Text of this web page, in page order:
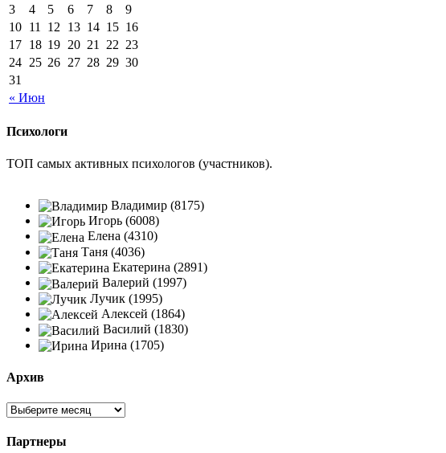
« Июн
3
4 5 6 7 8
9
10 11 12 13 14 15 16
17 18 19 20 21 22 23
24 25 26 27 28 29 30
31
Психологи
ТОП самых активных психологов (участников).
Владимир (8175)
Игорь (6008)
Елена (4310)
Таня (4036)
Екатерина (2891)
Валерий (1997)
Лучик (1995)
Алексей (1864)
Василий (1830)
Ирина (1705)
Архив
Партнеры